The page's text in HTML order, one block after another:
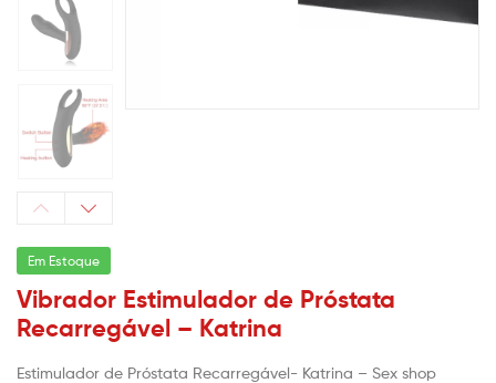
Em Estoque
Vibrador Estimulador de Próstata
Recarregável – Katrina
Estimulador de Próstata Recarregável- Katrina – Sex shop